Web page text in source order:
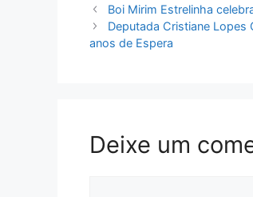
Boi Mirim Estrelinha
Deputada Cristiane Lopes
anos de Espera
Deixe um